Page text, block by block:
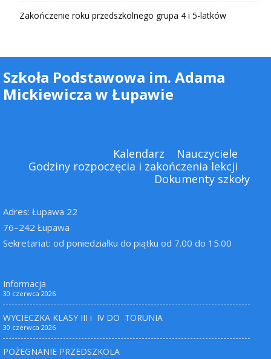
Zakończenie roku przedszkolnego grupa 4 i 5-latków
Szkoła Podstawowa im. Adama
Mickiewicza w Łupawie
Kalendarz
Nauczyciele
Godziny rozpoczęcia i zakończenia lekcji
Dokumenty szkoły
Adres: Łupawa 22
76–242 Łupawa
Sekretariat: od poniedziałku do piątku od 7.00 do 15.00
Informacja
30 czerwca 2026
WYCIECZKA KLASY III i IV DO TORUNIA
30 czerwca 2026
POŻEGNANIE PRZEDSZKOLA